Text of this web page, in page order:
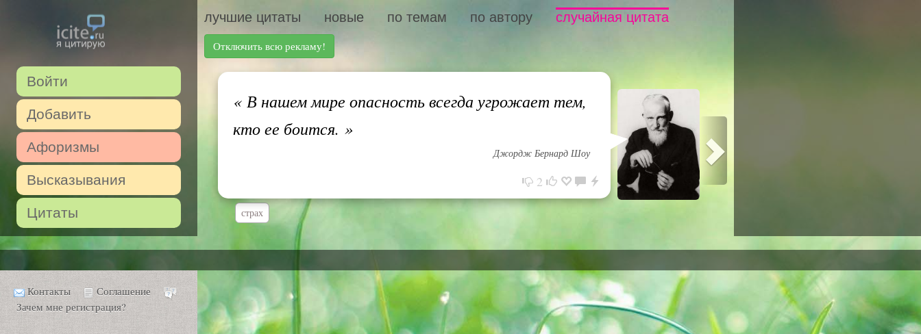
Войти
Добавить
Афоризмы
Высказывания
Цитаты
лучшие цитаты новые по темам по автору случайная цитата
Отключить всю рекламу!
«В нашем мире опасность всегда угрожает тем,
кто ее боится. »
Джордж Бернард Шоу
2
страх
Контакты
Соглашение
Зачем мне регистрация?